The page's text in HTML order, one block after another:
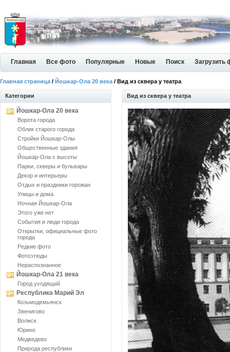
Главная Все фото Популярные Новые Поиск Загрузить
Главная страница / Йошкар-Ола 20 века / Вид из сквера у театра
Категории
Йошкар-Ола 20 века
Ворота города
Облик старого города
Стройки Йошкар-Олы
Общественные здания
Йошкар-Ола с высоты
Парки, скверы и бульвары
Декор и интерьеры
Отдых и праздники горожан
Улицы и дома
Ночная Йошкар-Ола
Этого уже нет
События и люди города
Открытки, официальные фото
города
Редкие фото
Фотоэтюды
Нераспознанное
Йошкар-Ола 21 века
Город уходящий
Республика Марий Эл
Козьмодемьянск
Звенигово
Волжск
Юрино
Медведево
Природа республики
Вид из сквера у театра